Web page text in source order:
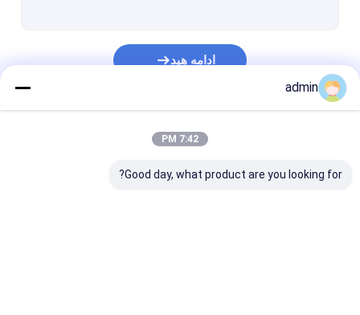
دستگاه برش و دوخت اتوماتیک
ادامه هید
admin
7:42 PM
Good day, what product are you looking for?